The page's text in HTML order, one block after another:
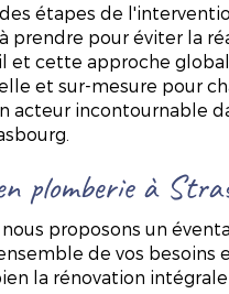
étapes de
prendre pour éviter la
et cette approche
et sur-mesure pour
acteur incontournable
plomberie à
nous proposons un
de vos besoins
la rénovation